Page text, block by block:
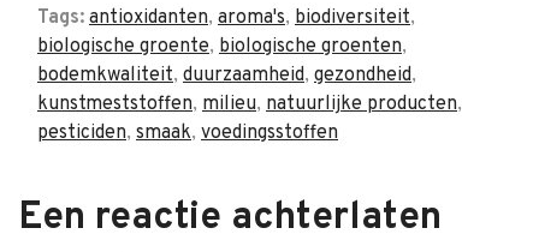
Tags: antioxidanten, aroma's, biodiversiteit,
biologische groente, biologische groenten,
bodemkwaliteit, duurzaamheid, gezondheid,
kunstmeststoffen, milieu, natuurlijke producten,
pesticiden, smaak, voedingsstoffen
Een reactie achterlaten